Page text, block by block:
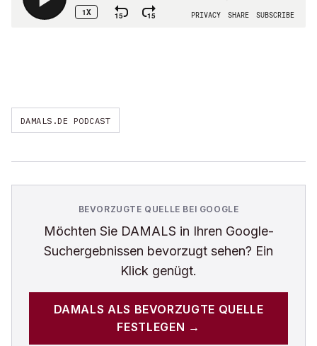
DAMALS.DE PODCAST
BEVORZUGTE QUELLE BEI GOOGLE
Möchten Sie DAMALS in Ihren Google-
Suchergebnissen bevorzugt sehen? Ein
Klick genügt.
DAMALS ALS BEVORZUGTE QUELLE
FESTLEGEN →